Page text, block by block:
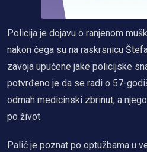
Policija je dojavu o ranjenom
nakon čega su na raskrsnicu
zavoja upućene jake policijske
potvrđeno je da se radi o 57-
odmah medicinski zbrinut, a
po život.
Palić je poznat po optužbama u